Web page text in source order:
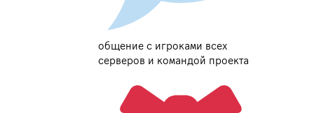
общение с игроками всех
серверов и командой проекта